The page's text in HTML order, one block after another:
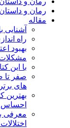
رمان و
مقاله
آشنایی
راه
بهبود
با این
صفر تا
های برتر
بهترین
احساس
معرفی